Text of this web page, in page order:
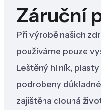
Záruční
Při výrobě našich
používáme pouze
Leštěný hliník,
podrobeny
zajištěna dlouhá